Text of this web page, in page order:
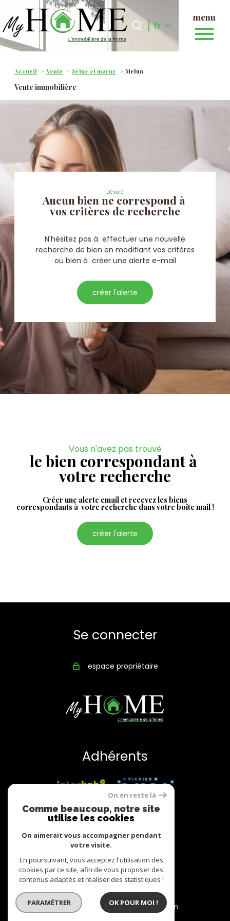
menu
fr
Accueil
Langue
fr
Accueil Vente Seine et marne Melun
Vente immobilière
Désolé
Aucun bien ne correspond à
vos critères de recherche
N'hésitez pas à effectuer une nouvelle
recherche de bien en modifiant vos critères
ou bien à créer une alerte e-mail
créer l'alerte
Vous n'avez pas trouvé
le bien correspondant à
votre recherche
Créer une alerte email et recevez les biens
correspondants à votre recherche dans votre boîte mail !
créer l'alerte
Se connecter
espace propriétaire
Adhérents
© 2022
Tous droits réservés
Traduction powered by Google
Mentions légales Partenaires Admin
On en reste là
Comme beaucoup, notre site
utilise les cookies
On aimerait vous accompagner pendant
votre visite.
En poursuivant, vous acceptez l'utilisation des
cookies par ce site, afin de vous proposer des
contenus adaptés et réaliser des statistiques !
PARAMÉTRER OK POUR MOI !